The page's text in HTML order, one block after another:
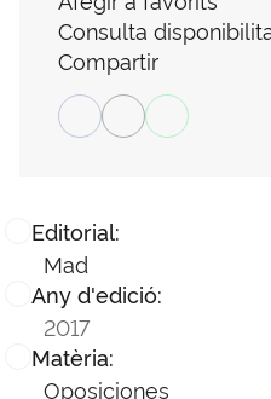
Editorial:
Mad
Any d'edició:
2017
Matèria:
Oposiciones
Consulta
Compartir